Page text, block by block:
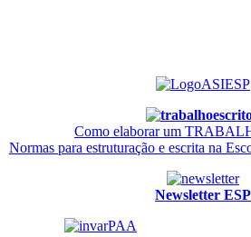
Como elaborar um
Normas para estruturação e escrita na
Newsletter ESP